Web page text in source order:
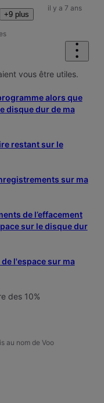
+9 plus
il y a 7 ans
vous être utiles.
alors que
disque dur de ma
restant sur le
sur ma
de l’effacement
sur le disque dur
l'espace sur ma
des 10%
au nom de Voo